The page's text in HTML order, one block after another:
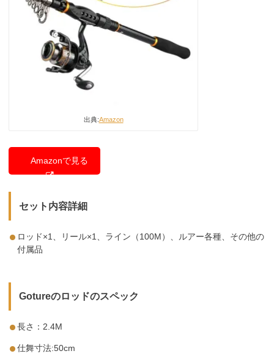
出典:Amazon
Amazonで見る
セット内容詳細
ロッド×1、リール×1、ライン（100M）、ルアー各種、その他の
付属品
Gotureのロッドのスペック
長さ：2.4M
仕舞寸法:50cm